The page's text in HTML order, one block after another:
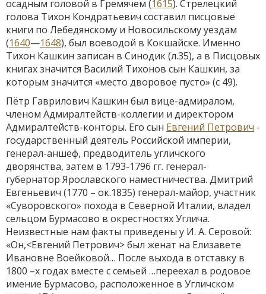
осадным головой в Гремячем (1615). Стрелецкий
голова Тихон Кондратьевич составил писцовые
книги по Лебедянскому и Новосильскому уездам
(1640—1648), был воеводой в Кокшайске. Именно
Тихон Кашкин записан в Синодик (л.35), а в Писцовых
книгах значится Василий Тихонов сын Кашкин, за
которым значится «место дворовое пусто» (с 49).
Пётр Гаврилович Кашкин был вице-адмиралом,
членом Адмиралтейств-коллегии и директором
Адмиралтейств-конторы. Его сын Евгений Петрович -
государственный деятель Российской империи,
генерал-аншеф, предводитель угличского
дворянства, затем в 1793-1796 гг. генерал-
губернатор Ярославского наместничества. Дмитрий
Евгеньевич (1770 – ок.1835) генерал-майор, участник
«Суворовского» похода в Северной Италии, владел
сельцом Бурмасово в окрестностях Углича.
Неизвестные нам факты приведены у И. А. Серовой:
«Он,<Евгений Петрович> был женат на Елизавете
Ивановне Воейковой… После выхода в отставку в
1800 –х годах вместе с семьей …переехал в родовое
имение Бурмасово, расположенное в Угличском